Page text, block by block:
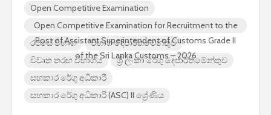
Open Competitive Examination
Open Competitive Examination for Recruitment to the
Post of Assistant Superintendent of Customs Grade II
of the Sri Lanka Customs – 2026
රජයේ විභාග
විභාග දෙපාර්තමේන්තුව
විවෘත තරඟ විභාගය
ශ්‍රී ලංකා රේගු දෙපාර්තමේන්තුව
සහකාර රේගු අධිකාරී
සහකාර රේගු අධිකාරී (ASC) II ශ්‍රේණිය